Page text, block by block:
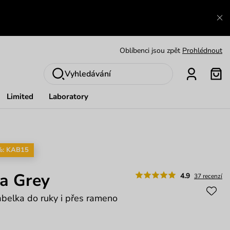
Limited Laboratory
Nech se inspirovat Ukázat
Vyhledávání
KAB15
4.9 37 recenzí
Grey
do ruky i přes rameno